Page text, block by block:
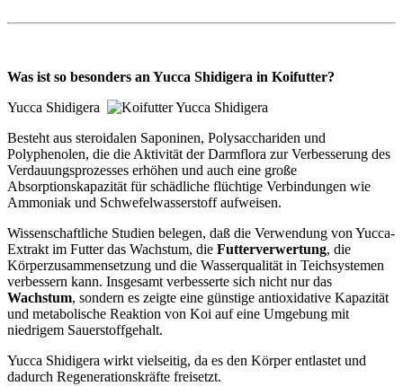
Was ist so besonders an Yucca Shidigera in Koifutter?
Yucca Shidigera
Besteht aus steroidalen Saponinen, Polysacchariden und
Polyphenolen, die die Aktivität der Darmflora zur Verbesserung des
Verdauungsprozesses erhöhen und auch eine große
Absorptionskapazität für schädliche flüchtige Verbindungen wie
Ammoniak und Schwefelwasserstoff aufweisen.
Wissenschaftliche Studien belegen, daß die Verwendung von Yucca-
Extrakt im Futter das Wachstum, die Futterverwertung, die
Körperzusammensetzung und die Wasserqualität in Teichsystemen
verbessern kann. Insgesamt verbesserte sich nicht nur das
Wachstum, sondern es zeigte eine günstige antioxidative Kapazität
und metabolische Reaktion von Koi auf eine Umgebung mit
niedrigem Sauerstoffgehalt.
Yucca Shidigera wirkt vielseitig, da es den Körper entlastet und
dadurch Regenerationskräfte freisetzt.